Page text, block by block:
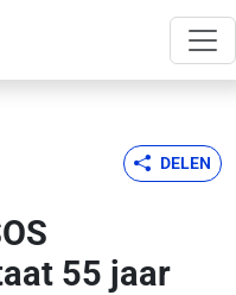
DELEN
55 jaar